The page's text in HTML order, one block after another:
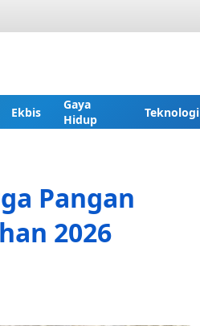
Ekbis
Gaya
Hidup
Teknologi
Pangan
2026